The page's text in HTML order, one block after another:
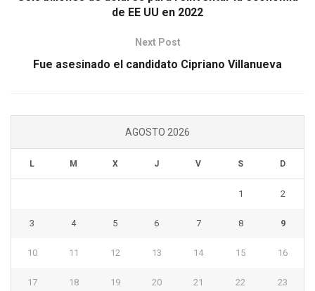
de EE UU en 2022
Next Post
Fue asesinado el candidato Cipriano Villanueva
AGOSTO 2026
L M X J V S D
1 2
3 4 5 6 7 8 9
10 11 12 13 14 15 16
17 18 19 20 21 22 23